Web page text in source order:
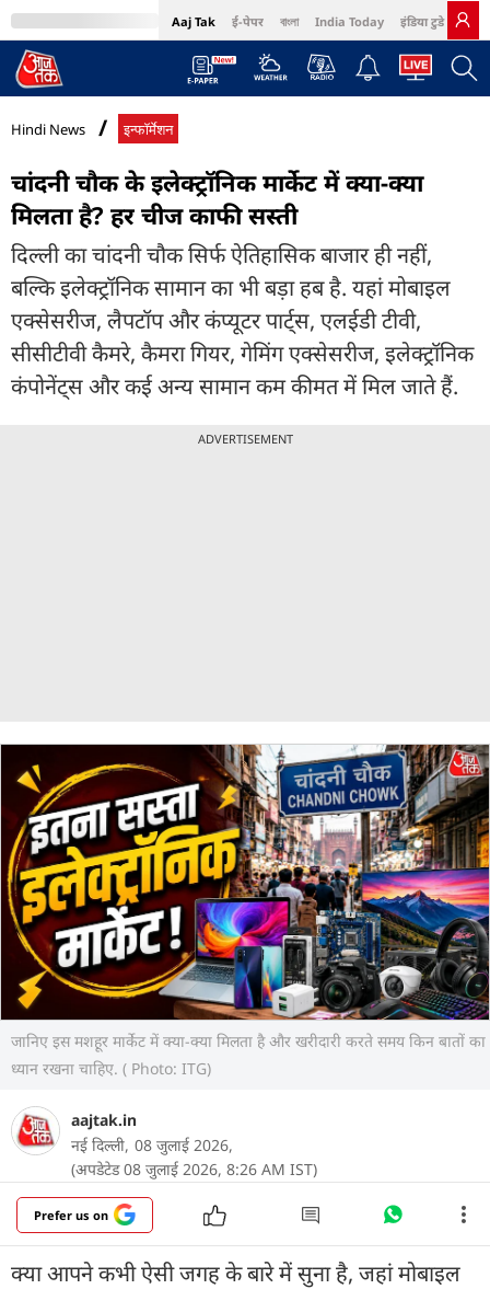
Aaj Tak ई-पेपर বাংলা India Today इंडिया टुडे हिंदी
MumbaiTak Cosmopolitan Harper's Bazaar Northeast
Hindi News इन्फॉर्मेशन
चांदनी चौक के इलेक्ट्रॉनिक मार्केट में क्या-क्या
मिलता है? हर चीज काफी सस्ती
दिल्ली का चांदनी चौक सिर्फ ऐतिहासिक बाजार ही नहीं,
बल्कि इलेक्ट्रॉनिक सामान का भी बड़ा हब है. यहां मोबाइल
एक्सेसरीज, लैपटॉप और कंप्यूटर पार्ट्स, एलईडी टीवी,
सीसीटीवी कैमरे, कैमरा गियर, गेमिंग एक्सेसरीज, इलेक्ट्रॉनिक
कंपोनेंट्स और कई अन्य सामान कम कीमत में मिल जाते हैं.
ADVERTISEMENT
जानिए इस मशहूर मार्केट में क्या-क्या मिलता है और खरीदारी करते समय किन बातों का
ध्यान रखना चाहिए. ( Photo: ITG)
aajtak.in
नई दिल्ली, 08 जुलाई 2026,
(अपडेटेड 08 जुलाई 2026, 8:26 AM IST)
Prefer us on
क्या आपने कभी ऐसी जगह के बारे में सुना है, जहां मोबाइल